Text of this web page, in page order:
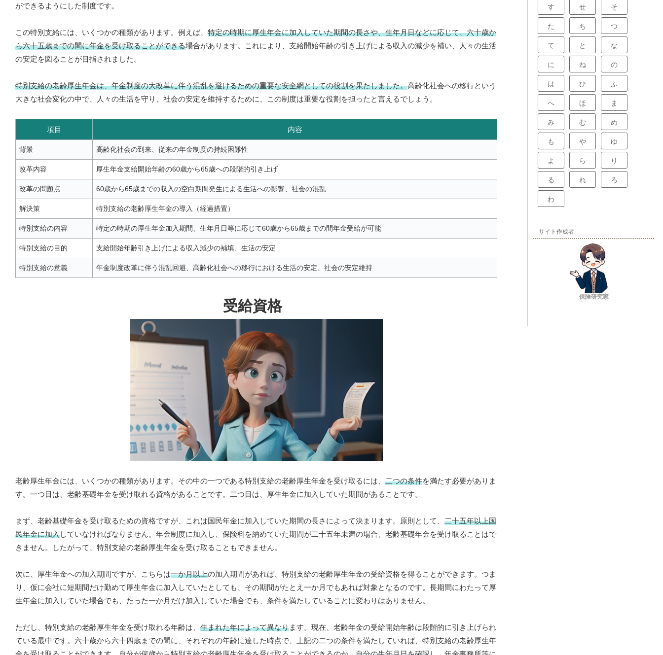
ができるようにした制度です。
この特別支給には、いくつかの種類があります。例えば、 特定の時期に厚生年金に加入していた期間の長さや、生年月日などに応じて、六十歳か
ら六十五歳までの間に年金を受け取ることができる場合があります。これにより、支給開始年齢の引き上げによる収入の減少を補い、人々の生活
の安定を図ることが目指されました。
特別支給の老齢厚生年金は、年金制度の大改革に伴う混乱を避けるための重要な安全網としての役割を果たしました。高齢化社会への移行という
大きな社会変化の中で、人々の生活を守り、社会の安定を維持するために、この制度は重要な役割を担ったと言えるでしょう。
項目 内容
背景 高齢化社会の到来、従来の年金制度の持続困難性
改革内容 厚生年金支給開始年齢の60歳から65歳への段階的引き上げ
改革の問題点 60歳から65歳までの収入の空白期間発生による生活への影響、社会の混乱
解決策 特別支給の老齢厚生年金の導入（経過措置）
特別支給の内容 特定の時期の厚生年金加入期間、生年月日等に応じて60歳から65歳までの間年金受給が可能
特別支給の目的 支給開始年齢引き上げによる収入減少の補填、生活の安定
特別支給の意義 年金制度改革に伴う混乱回避、高齢化社会への移行における生活の安定、社会の安定維持
受給資格
老齢厚生年金には、いくつかの種類があります。その中の一つである特別支給の老齢厚生年金を受け取るには、 二つの条件を満たす必要がありま
す。一つ目は、老齢基礎年金を受け取れる資格があることです。二つ目は、厚生年金に加入していた期間があることです。
まず、老齢基礎年金を受け取るための資格ですが、これは国民年金に加入していた期間の長さによって決まります。原則として、 二十五年以上国
民年金に加入していなければなりません。年金制度に加入し、保険料を納めていた期間が二十五年未満の場合、老齢基礎年金を受け取ることはで
きません。したがって、特別支給の老齢厚生年金を受け取ることもできません。
次に、厚生年金への加入期間ですが、こちらは一か月以上の加入期間があれば、特別支給の老齢厚生年金の受給資格を得ることができます。つま
り、仮に会社に短期間だけ勤めて厚生年金に加入していたとしても、その期間がたとえ一か月でもあれば対象となるのです。長期間にわたって厚
生年金に加入していた場合でも、たった一か月だけ加入していた場合でも、条件を満たしていることに変わりはありません。
ただし、特別支給の老齢厚生年金を受け取れる年齢は、 生まれた年によって異なります。現在、老齢年金の受給開始年齢は段階的に引き上げられ
ている最中です。六十歳から六十四歳までの間に、それぞれの年齢に達した時点で、上記の二つの条件を満たしていれば、特別支給の老齢厚生年
す せ そ
た ち つ
て と な
に ね の
は ひ ふ
へ ほ ま
み む め
も や ゆ
よ ら り
る れ ろ
わ
サイト作成者
保険研究家